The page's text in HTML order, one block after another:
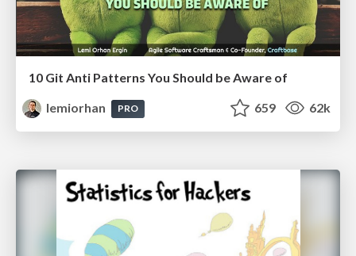
10 Git Anti Patterns You Should be Aware of
lemiorhan
PRO 659 62k